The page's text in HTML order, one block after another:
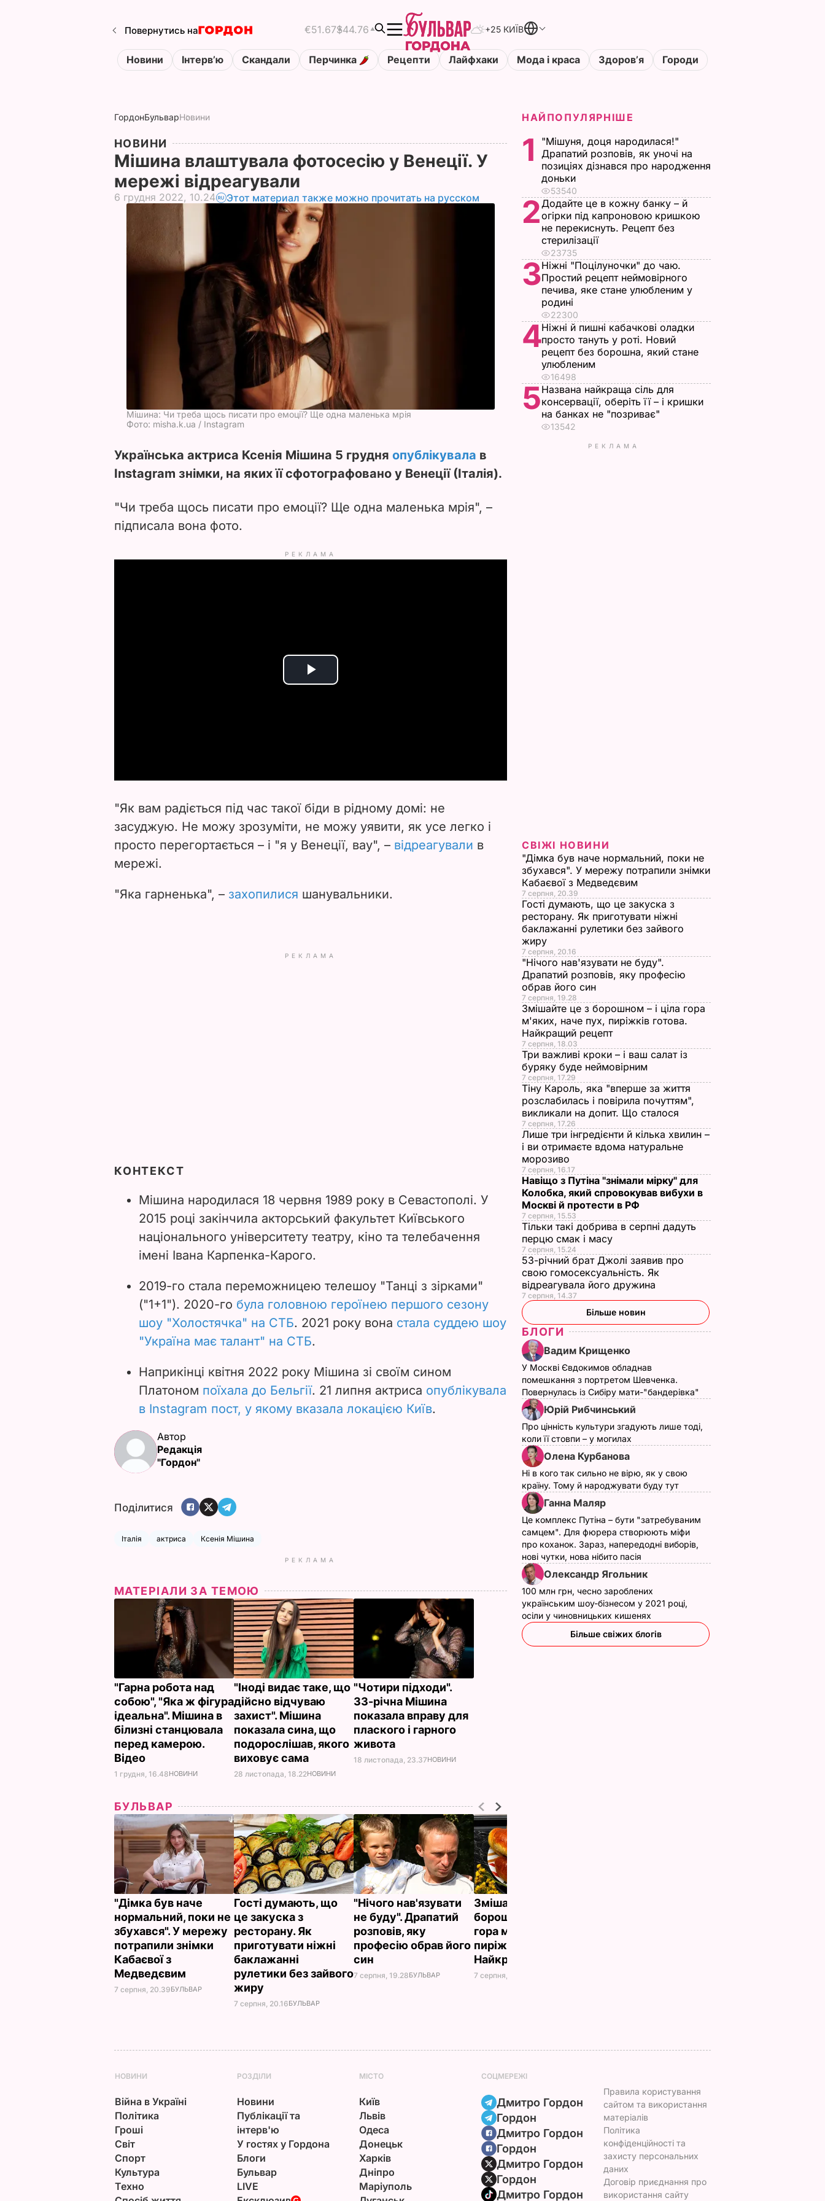
Повернутись на €51.67$44.76 +25 КИЇВ
Новини Інтервʼю Скандали Перчинка Рецепти Лайфхаки Мода і краса Здоровʼя Городи
ГордонБульварНовини
НОВИНИ
Мішина влаштувала фотосесію у Венеції. У
мережі відреагували
6 грудня 2022, 10.24 Этот материал также можно прочитать на русском
Мішина: Чи треба щось писати про емоції? Ще одна маленька мрія
Фото: misha.k.ua / Instagram
Українська актриса Ксенія Мішина 5 грудня опублікувала в
Instagram знімки, на яких її сфотографовано у Венеції (Італія).
"Чи треба щось писати про емоції? Ще одна маленька мрія", –
підписала вона фото.
РЕКЛАМА
P
i
d
o
"Як вам радіється під час такої біди в рідному домі: не
засуджую. Не можу зрозуміти, не можу уявити, як усе легко і
просто перегортається – і "я у Венеції, вау", – відреагували в
мережі.
"Яка гарненька", – захопилися шанувальники.
РЕКЛАМА
КОНТЕКСТ
Мішина народилася 18 червня 1989 року в Севастополі. У
2015 році закінчила акторський факультет Київського
національного університету театру, кіно та телебачення
імені Івана Карпенка-Карого.
2019-го стала переможницею телешоу "Танці з зірками"
("1+1"). 2020-го була головною героїнею першого сезону
шоу "Холостячка" на СТБ. 2021 року вона стала суддею шоу
"Україна має талант" на СТБ.
Наприкінці квітня 2022 року Мішина зі своїм сином
Платоном поїхала до Бельгії. 21 липня актриса опублікувала
в Instagram пост, у якому вказала локацією Київ.
Автор
Редакція
"Гордон"
Поділитися
Італія актриса Ксенія Мішина
РЕКЛАМА
МАТЕРІАЛИ ЗА ТЕМОЮ
"Гарна робота над
собою", "Яка ж фігура
ідеальна". Мішина в
білизні станцювала
перед камерою.
Відео
1 грудня, 16.48НОВИНИ
"Іноді видає таке, що
дійсно відчуваю
захист". Мішина
показала сина, що
подорослішав, якого
виховує сама
28 листопада, 18.22НОВИНИ
"Чотири підходи".
33-річна Мішина
показала вправу для
плаского і гарного
живота
18 листопада, 23.37НОВИНИ
БУЛЬВАР
"Дімка був наче
нормальний, поки не
збухався". У мережу
потрапили знімки
Кабаєвої з
Медведєвим
7 серпня, 20.39БУЛЬВАР
Гості думають, що
це закуска з
ресторану. Як
приготувати ніжні
баклажанні
рулетики без зайвого
жиру
7 серпня, 20.16БУЛЬВАР
"Нічого нав'язувати
не буду". Драпатий
розповів, яку
професію обрав його
син
7 серпня, 19.28БУЛЬВАР
Змішайте це з
борошном – і ціла
гора м'яких, наче пух,
пиріжків готова.
Найкращий рецепт
7 серпня, 18.03
НАЙПОПУЛЯРНІШЕ
1
"Мішуня, доця народилася!"
Драпатий розповів, як уночі на
позиціях дізнався про народження
доньки
53540
2Додайте це в кожну банку – й
огірки під капроновою кришкою
не перекиснуть. Рецепт без
стерилізації
23735
3Ніжні "Поцілуночки" до чаю.
Простий рецепт неймовірного
печива, яке стане улюбленим у
родині
22300
4Ніжні й пишні кабачкові оладки
просто тануть у роті. Новий
рецепт без борошна, який стане
улюбленим
16498
5Названа найкраща сіль для
консервації, оберіть її – і кришки
на банках не "позриває"
13542
РЕКЛАМА
СВІЖІ НОВИНИ
"Дімка був наче нормальний, поки не
збухався". У мережу потрапили знімки
Кабаєвої з Медведєвим
7 серпня, 20.39
Гості думають, що це закуска з
ресторану. Як приготувати ніжні
баклажанні рулетики без зайвого
жиру
7 серпня, 20.16
"Нічого нав'язувати не буду".
Драпатий розповів, яку професію
обрав його син
7 серпня, 19.28
Змішайте це з борошном – і ціла гора
м'яких, наче пух, пиріжків готова.
Найкращий рецепт
7 серпня, 18.03
Три важливі кроки – і ваш салат із
буряку буде неймовірним
7 серпня, 17.29
Тіну Кароль, яка "вперше за життя
розслабилась і повірила почуттям",
викликали на допит. Що сталося
7 серпня, 17.26
Лише три інгредієнти й кілька хвилин –
і ви отримаєте вдома натуральне
морозиво
7 серпня, 16.17
Навіщо з Путіна "знімали мірку" для
Колобка, який спровокував вибухи в
Москві й протести в РФ
7 серпня, 15.53
Тільки такі добрива в серпні дадуть
перцю смак і масу
7 серпня, 15.24
53-річний брат Джолі заявив про
свою гомосексуальність. Як
відреагувала його дружина
7 серпня, 14.37
Більше новин
БЛОГИ
Вадим Крищенко
У Москві Євдокимов обладнав
помешкання з портретом Шевченка.
Повернулась із Сибіру мати-"бандерівка"
Юрій Рибчинський
Про цінність культури згадують лише тоді,
коли її стовпи – у могилах
Олена Курбанова
Ні в кого так сильно не вірю, як у свою
країну. Тому й народжувати буду тут
Ганна Маляр
Це комплекс Путіна – бути "затребуваним
самцем". Для фюрера створюють міфи
про коханок. Зараз, напередодні виборів,
нові чутки, нова нібито пасія
Олександр Ягольник
100 млн грн, чесно зароблених
українським шоу-бізнесом у 2021 році,
осіли у чиновницьких кишенях
Більше свіжих блогів
НОВИНИ
Війна в Україні
Політика
Гроші
Світ
Спорт
Культура
Техно
РОЗДІЛИ
Новини
Публікації та
інтерв'ю
У гостях у Гордона
Блоги
Бульвар
LIVE
МІСТО
Київ
Львів
Одеса
Донецьк
Харків
Дніпро
Маріуполь
СОЦМЕРЕЖІ
Дмитро Гордон
Гордон
Дмитро Гордон
Гордон
Дмитро Гордон
Гордон
Дмитро Гордон
Правила користування
сайтом та використання
матеріалів
Політика
конфіденційності та
захисту персональних
даних
Договір приєднання про
використання сайту